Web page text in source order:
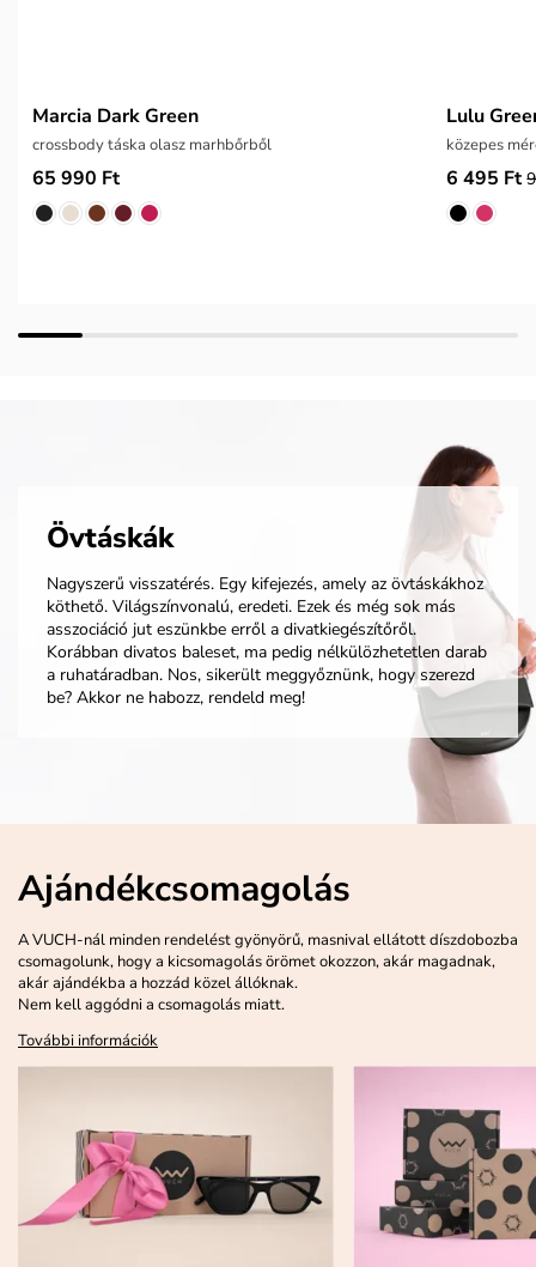
Marcia Dark Green
crossbody táska olasz marhbőrből
65 990 Ft
Lulu
közepes
6 495 Ft
Övtáskák
Nagyszerű visszatérés. Egy kifejezés, amely az övtáskákhoz
köthető. Világszínvonalú, eredeti. Ezek és még sok más
asszociáció jut eszünkbe erről a divatkiegészítőről.
Korábban divatos baleset, ma pedig nélkülözhetetlen darab
a ruhatáradban. Nos, sikerült meggyőznünk, hogy szerezd
be? Akkor ne habozz, rendeld meg!
Ajándékcsomagolás
A VUCH-nál minden rendelést gyönyörű, masnival ellátott díszdobozba
csomagolunk, hogy a kicsomagolás örömet okozzon, akár magadnak,
akár ajándékba a hozzád közel állóknak.
Nem kell aggódni a csomagolás miatt.
További információk